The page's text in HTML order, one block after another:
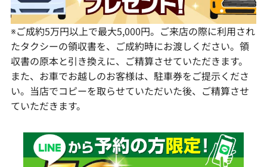
※ご成約5万円以上で最大5,000円。ご来店の際に利用され
たタクシーの領収書を、ご成約時にお渡しください。領
収書の原本と引き換えに、ご精算させていただきます。
また、お車でお越しのお客様は、駐車券をご提示くださ
い。当店でコピーを取らせていただいた後、ご精算させ
ていただきます。